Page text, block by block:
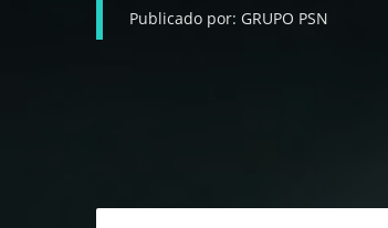
Publicado por: GRUPO PSN